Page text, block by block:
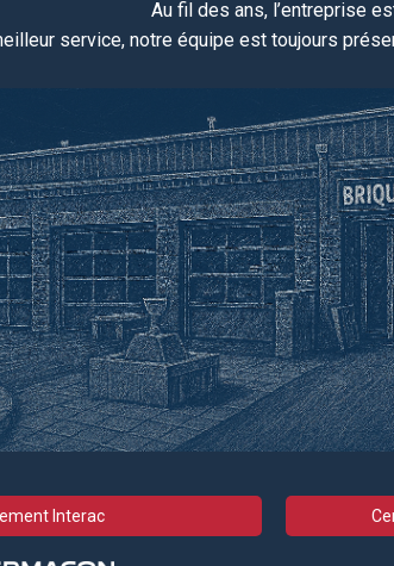
Au fil des ans, l’entreprise
service, notre équipe est toujours
Interac